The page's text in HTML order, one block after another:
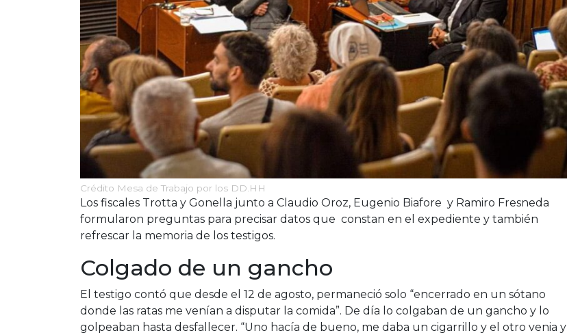
Crédito Mesa de Trabajo por los DD.HH
Los fiscales Trotta y Gonella junto a Claudio Oroz, Eugenio Biafore y Ramiro Fresneda
formularon preguntas para precisar datos que constan en el expediente y también
refrescar la memoria de los testigos.
Colgado de un gancho
El testigo contó que desde el 12 de agosto, permaneció solo “encerrado en un sótano
donde las ratas me venían a disputar la comida”. De día lo colgaban de un gancho y lo
golpeaban hasta desfallecer. “Uno hacía de bueno, me daba un cigarrillo y el otro venia y